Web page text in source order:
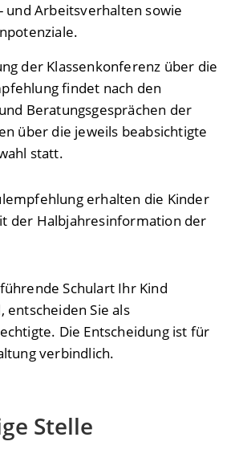
und Arbeitsverhalten sowie
der Klassenkonferenz über die
findet nach den
Beratungsgesprächen der
über die jeweils beabsichtigte
statt.
erhalten die Kinder
der Halbjahresinformation der
Schulart Ihr Kind
entscheiden Sie als
Die Entscheidung ist für
verbindlich.
Stelle